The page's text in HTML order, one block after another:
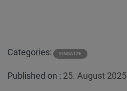
Categories: EINSÄTZE
Published on : Posted
25. August 2025